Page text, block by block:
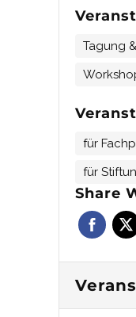
Tagung
für
für
Share